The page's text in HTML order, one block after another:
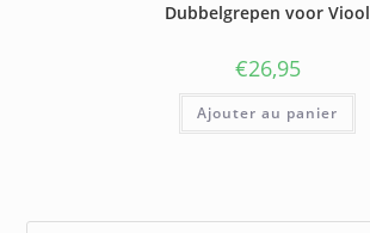
Dubbelgrepen voor Viool
€26,95
Ajouter au panier